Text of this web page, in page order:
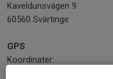
Kaveldunsvägen 9
60560 Svärtinge
GPS
Koordinater: